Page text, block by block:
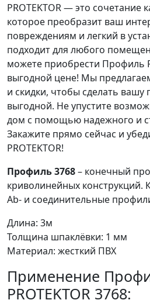
PROTEKTOR — это сочетание
которое преобразит ваш
повреждениям и легкий в
подходит для любого
можете приобрести Профиль
выгодной цене! Мы
и скидки, чтобы сделать вашу
выгодной. Не упустите
дом с помощью надежного и
Закажите прямо сейчас и
PROTEKTOR!
Профиль 3768– конечный
криволинейных конструкций.
Ab- и соединительные
Длина: 3м
Толщина шпаклёвки: 1 мм
Материал: жесткий ПВХ
Применение
PROTEKTOR 3768: